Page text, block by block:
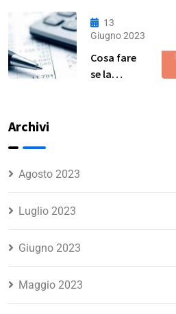
Domestica:
Guida
Completa
13
Giugno 2023
Cosa fare
se la
Archivi
Agosto 2023
Luglio 2023
Giugno 2023
Maggio 2023